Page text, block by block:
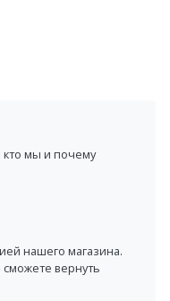
мы и почему
нашего магазина.
сможете вернуть